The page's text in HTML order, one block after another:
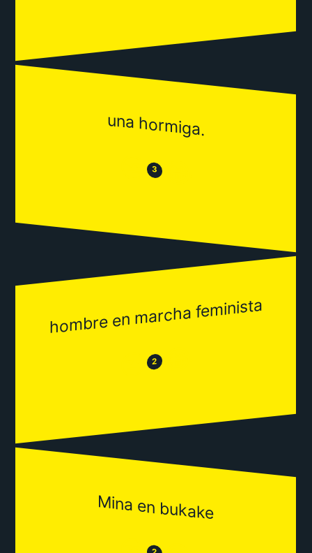
una hormiga.
😒 3 😂
hombre en marcha feminista
😒 2 😂
Mina en bukake